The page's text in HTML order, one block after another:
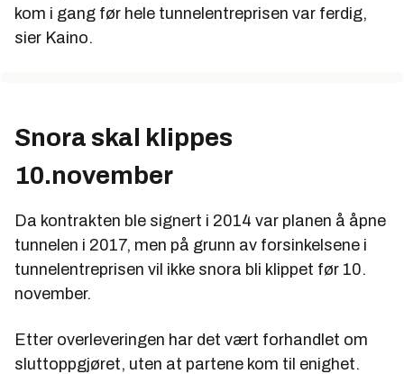
kom i gang før hele tunnelentreprisen var ferdig,
sier Kaino.
Snora skal klippes
10.november
Da kontrakten ble signert i 2014 var planen å åpne
tunnelen i 2017, men på grunn av forsinkelsene i
tunnelentreprisen vil ikke snora bli klippet før 10.
november.
Etter overleveringen har det vært forhandlet om
sluttoppgjøret, uten at partene kom til enighet.